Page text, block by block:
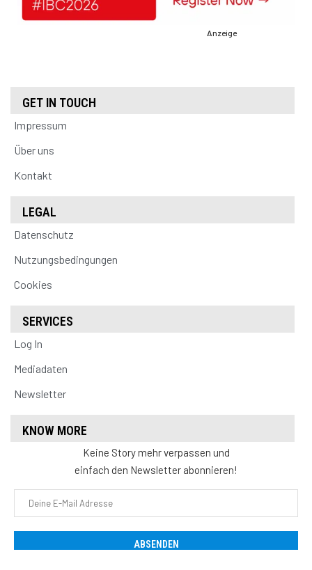
Anzeige
GET IN TOUCH
Impressum
Über uns
Kontakt
LEGAL
Datenschutz
Nutzungsbedingungen
Cookies
SERVICES
Log In
Mediadaten
Newsletter
KNOW MORE
Keine Story mehr verpassen und
einfach den Newsletter abonnieren!